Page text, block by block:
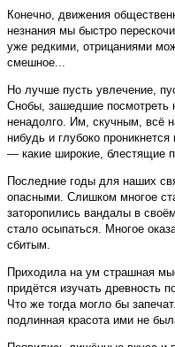
Конечно, движения
незнания мы быстро
уже редкими, отрицаниями
смешное...
Но лучше пусть увлечение,
Снобы, зашедшие посмотреть
ненадолго. Им, скучным, всё
нибудь и глубоко проникнется
— какие широкие, блестящие
Последние годы для наших
опасными. Слишком многое
заторопились вандалы в
стало осыпаться. Многое
сбитым.
Приходила на ум страшная
придётся изучать древность
Что же тогда могло бы
подлинная красота ими не